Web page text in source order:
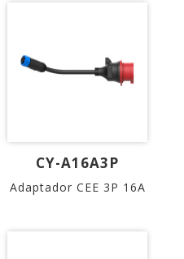
CY-A16A3P
Adaptador CEE 3P 16A